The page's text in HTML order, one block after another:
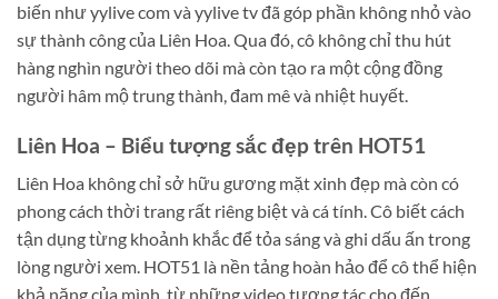
biến như yylive com và yylive tv đã góp phần không nhỏ vào
sự thành công của Liên Hoa. Qua đó, cô không chỉ thu hút
hàng nghìn người theo dõi mà còn tạo ra một cộng đồng
người hâm mộ trung thành, đam mê và nhiệt huyết.
Liên Hoa – Biểu tượng sắc đẹp trên HOT51
Liên Hoa không chỉ sở hữu gương mặt xinh đẹp mà còn có
phong cách thời trang rất riêng biệt và cá tính. Cô biết cách
tận dụng từng khoảnh khắc để tỏa sáng và ghi dấu ấn trong
lòng người xem. HOT51 là nền tảng hoàn hảo để cô thể hiện
khả năng của mình, từ những video tương tác cho đến